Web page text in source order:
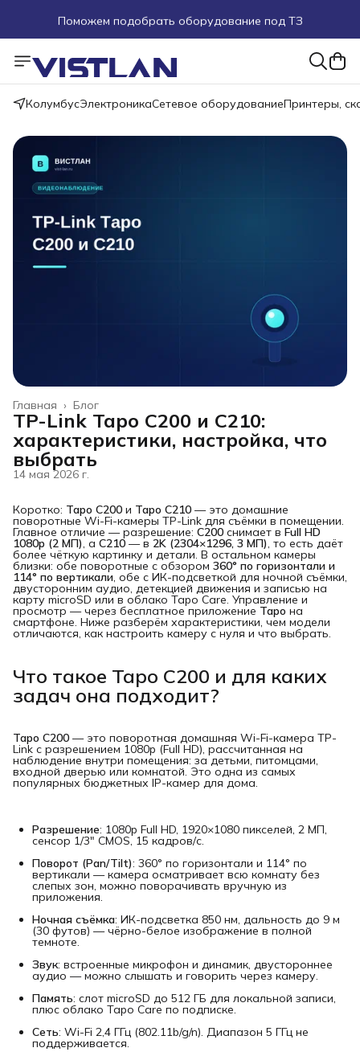
Поможем подобрать оборудование под ТЗ
Пуско-наладочные работы
Пришлите запрос на e-mail или в чат
Более 100 000 позиций в наличии и под заказ
КолумбусЭлектроникаСетевое оборудованиеПринтеры,
Блог
Главная ›
TP-Link Tapo C200 и C210:
характеристики, настройка, что
выбрать
14 мая 2026 г.
Коротко: Tapo C200 и Tapo C210 — это домашние
поворотные Wi-Fi-камеры TP-Link для съёмки в помещении.
Главное отличие — разрешение: C200 снимает в Full HD
1080p (2 МП), а C210 — в 2K (2304×1296, 3 МП), то есть даёт
более чёткую картинку и детали. В остальном камеры
близки: обе поворотные с обзором 360° по горизонтали и
114° по вертикали, обе с ИК-подсветкой для ночной съёмки,
двусторонним аудио, детекцией движения и записью на
карту microSD или в облако Tapo Care. Управление и
просмотр — через бесплатное приложение Tapo на
смартфоне. Ниже разберём характеристики, чем модели
отличаются, как настроить камеру с нуля и что выбрать.
Что такое Tapo C200 и для каких
задач она подходит?
Tapo C200 — это поворотная домашняя Wi-Fi-камера TP-
Link с разрешением 1080p (Full HD), рассчитанная на
наблюдение внутри помещения: за детьми, питомцами,
входной дверью или комнатой. Это одна из самых
популярных бюджетных IP-камер для дома.
Разрешение: 1080p Full HD, 1920×1080 пикселей, 2 МП,
сенсор 1/3" CMOS, 15 кадров/с.
Поворот (Pan/Tilt): 360° по горизонтали и 114° по
вертикали — камера осматривает всю комнату без
слепых зон, можно поворачивать вручную из
приложения.
Ночная съёмка: ИК-подсветка 850 нм, дальность до 9 м
(30 футов) — чёрно-белое изображение в полной
темноте.
Звук: встроенные микрофон и динамик, двустороннее
аудио — можно слышать и говорить через камеру.
Память: слот microSD до 512 ГБ для локальной записи,
плюс облако Tapo Care по подписке.
Сеть: Wi-Fi 2,4 ГГц (802.11b/g/n). Диапазон 5 ГГц не
поддерживается.